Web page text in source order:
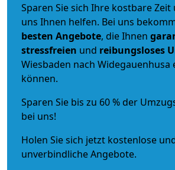
Sparen Sie sich Ihre kostbare Zeit
uns Ihnen helfen. Bei uns
besten Angebote, die Ihnen
stressfreien und reibungsloses
Wiesbaden nach Widegauenhusa
können.
Sparen Sie bis zu 60 % der
bei uns!
Holen Sie sich jetzt kostenlose
unverbindliche Angebote.